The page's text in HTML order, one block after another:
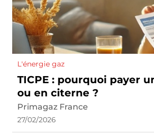
L'énergie gaz
TICPE : pourquoi payer
ou en citerne ?
Primagaz France
27/02/2026